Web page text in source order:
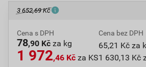
3 652,69 Kč
Cena s DPH
78,90 Kč za kg
1 972,46 Kč za KS
Cena bez DPH
65,21 Kč za
1 630,13 Kč